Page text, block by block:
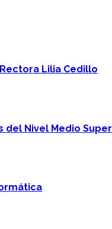
Lilia Cedillo
del Nivel Medio